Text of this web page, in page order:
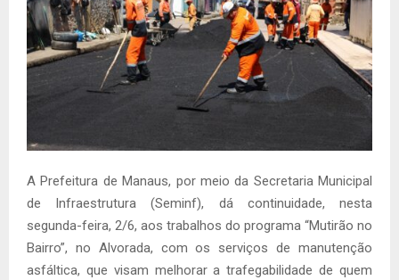
A Prefeitura de Manaus, por meio da Secretaria Municipal
de Infraestrutura (Seminf), dá continuidade, nesta
segunda-feira, 2/6, aos trabalhos do programa “Mutirão no
Bairro”, no Alvorada, com os serviços de manutenção
asfáltica, que visam melhorar a trafegabilidade de quem